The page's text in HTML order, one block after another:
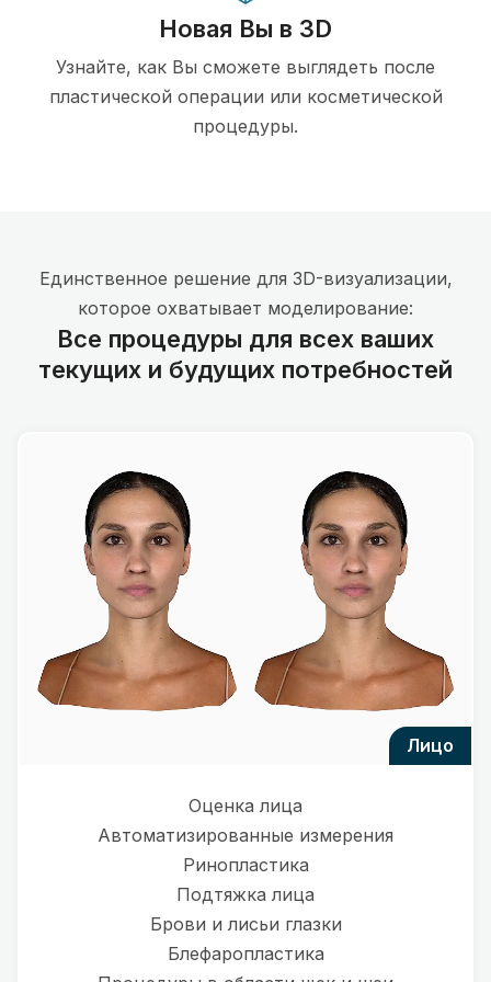
Новая Вы в 3D
Узнайте, как Вы сможете выглядеть после
пластической операции или косметической
процедуры.
Единственное решение для 3D-визуализации,
которое охватывает моделирование:
Все процедуры для всех ваших
текущих и будущих потребностей
лицо
Оценка лица
Автоматизированные измерения
Ринопластика
Подтяжка лица
Брови и лисьи глазки
Блефаропластика